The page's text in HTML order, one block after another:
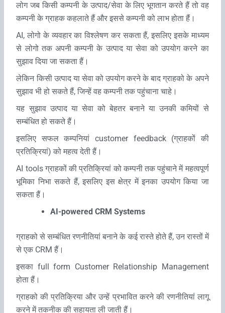
लोग जब किसी कम्‍पनी के उत्‍पाद/सेवा के लिए भूगतान करते हैं तो वह
कम्‍पनी के ग्राहक कहलाते हैं और इससे कम्‍पनी को लाभ होता हैं।
AI, लोगो के व्‍यवहार का विश्‍लेषण कर सकता हैं, इसलिए इसके माध्‍यम
से लोगो तक अपनी कम्‍पनी के उत्‍पाद या सेवा को उपयोग करने का
सुझाव दिया जा सकता हैं।
लेकिन किसी उत्‍पाद या सेवा को उपयोग करने के बाद ग्राहको के अपने
सुझाव भी हो सकते हैं, जिन्‍हें वह कम्‍पनी तक पहुंचाना चाहे।
यह सुझाव उत्‍पाद या सेवा को बेहतर बनाने या उनकी कमियों से
सम्‍बंधित हो सकते हैं।
इसलिए सफल कम्‍पनियां customer feedback (ग्राहकों की
प्रतिक्रियां) को महत्‍व देती हैं।
AI tools ग्राहकों की प्रतिक्रियां को कम्‍पनी तक पहुंचाने में महत्‍वपूर्ण
भूमिका निभा सकते हैं, इसलिए इस क्षेत्र में इनका उपयोग किया जा
सकता हैं।
AI-powered CRM Systems
ग्राहको से सम्‍बंधित रणनीतियां बनाने के कई रास्‍ते होते हैं, उन रास्‍तों में
से एक CRM हैं।
इसका full form Customer Relationship Management
होता हैं।
ग्राहको की प्रतिक्रिया और उन्‍हें प्रभावित करने की रणनीतियां लागू
करने में तकनीक की सहायता ली जाती हैं।